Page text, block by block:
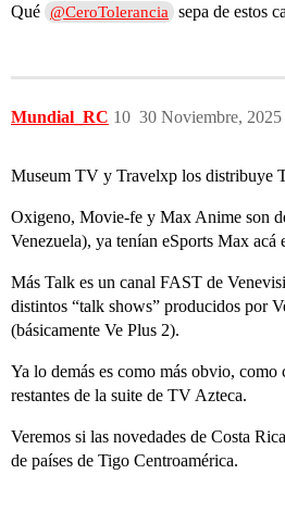
Qué @CeroTolerancia sepa de estos
Mundial_RC 30 Noviembre,
10
Museum TV y Travelxp los distribuye
Oxigeno, Movie-fe y Max Anime son
Venezuela), ya tenían eSports Max acá
Más Talk es un canal FAST de
distintos “talk shows” producidos por
(básicamente Ve Plus 2).
Ya lo demás es como más obvio, como
restantes de la suite de TV Azteca.
Veremos si las novedades de Costa
de países de Tigo Centroamérica.